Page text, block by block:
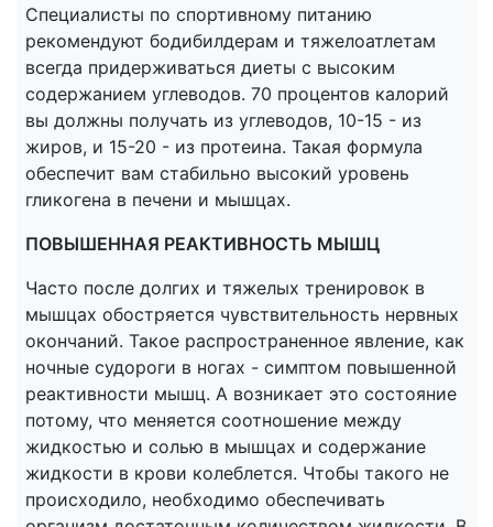
Специалисты по спортивному питанию
рекомендуют бодибилдерам и тяжелоатлетам
всегда придерживаться диеты с высоким
содержанием углеводов. 70 процентов калорий
вы должны получать из углеводов, 10-15 - из
жиров, и 15-20 - из протеина. Такая формула
обеспечит вам стабильно высокий уровень
гликогена в печени и мышцах.
ПОВЫШЕННАЯ РЕАКТИВНОСТЬ МЫШЦ
Часто после долгих и тяжелых тренировок в
мышцах обостряется чувствительность нервных
окончаний. Такое распространенное явление, как
ночные судороги в ногах - симптом повышенной
реактивности мышц. А возникает это состояние
потому, что меняется соотношение между
жидкостью и солью в мышцах и содержание
жидкости в крови колеблется. Чтобы такого не
происходило, необходимо обеспечивать